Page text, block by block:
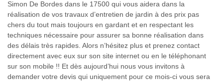
Simon De Bordes dans le 17500 qui vous aidera dans la
réalisation de vos travaux d’entretien de jardin à des prix pas
chers du tout mais toujours en gardant et en respectant les
techniques nécessaire pour assurer sa bonne réalisation dans
des délais très rapides. Alors n’hésitez plus et prenez contact
directement avec eux sur son site internet ou en le téléphonant
sur son mobile !! Et dès aujourd’hui nous vous invitons à
demander votre devis qui uniquement pour ce mois-ci vous sera